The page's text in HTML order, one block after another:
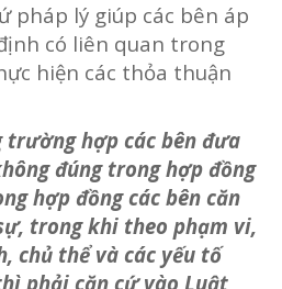
pháp lý giúp các bên áp
có liên quan trong
hiện các thỏa thuận
trường hợp các bên đưa
đúng trong hợp đồng
hợp đồng các bên căn
trong khi theo phạm vi,
chủ thể và các yếu tố
phải căn cứ vào Luật